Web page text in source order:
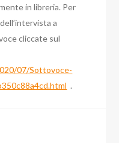
in libreria. Per
a
cliccate sul
07/Sottovoce-
.